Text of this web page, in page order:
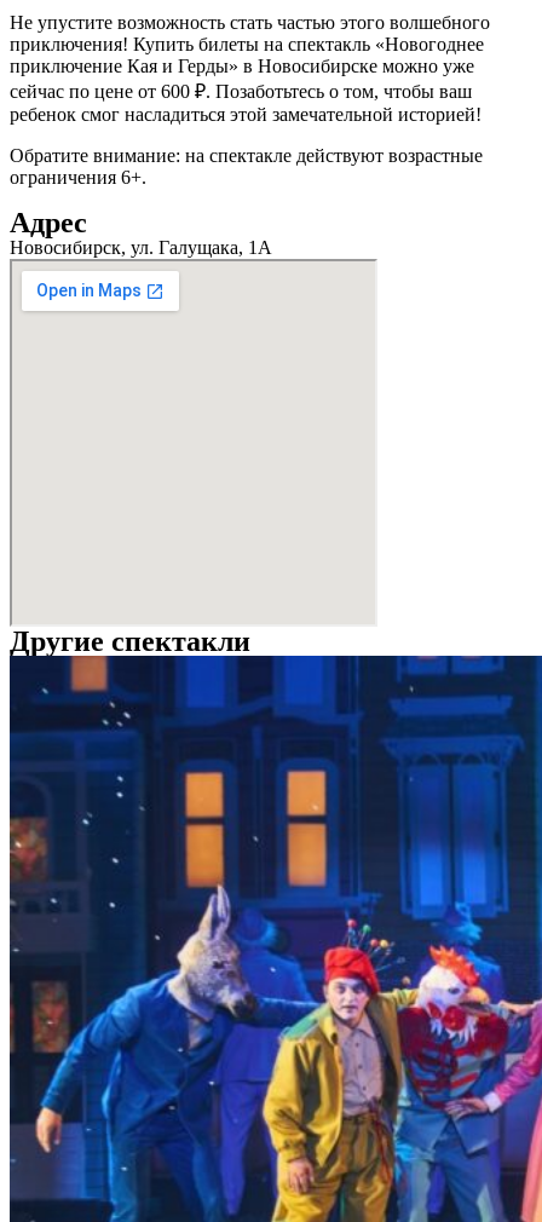
Не упустите возможность стать частью этого волшебного
приключения! Купить билеты на спектакль «Новогоднее
приключение Кая и Герды» в Новосибирске можно уже
сейчас по цене от 600 ₽. Позаботьтесь о том, чтобы ваш
ребенок смог насладиться этой замечательной историей!
Обратите внимание: на спектакле действуют возрастные
ограничения 6+.
Адрес
Новосибирск, ул. Галущака, 1А
Другие спектакли